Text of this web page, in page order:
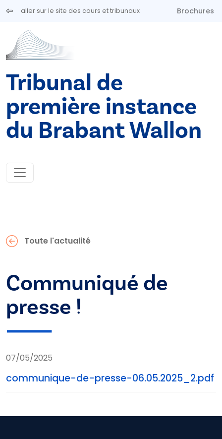
Aller au contenu principal
aller sur le site des cours et tribunaux Brochures
Tribunal de
première instance
du Brabant Wallon
Toute l'actualité
Communiqué de
presse !
07/05/2025
communique-de-presse-06.05.2025_2.pdf